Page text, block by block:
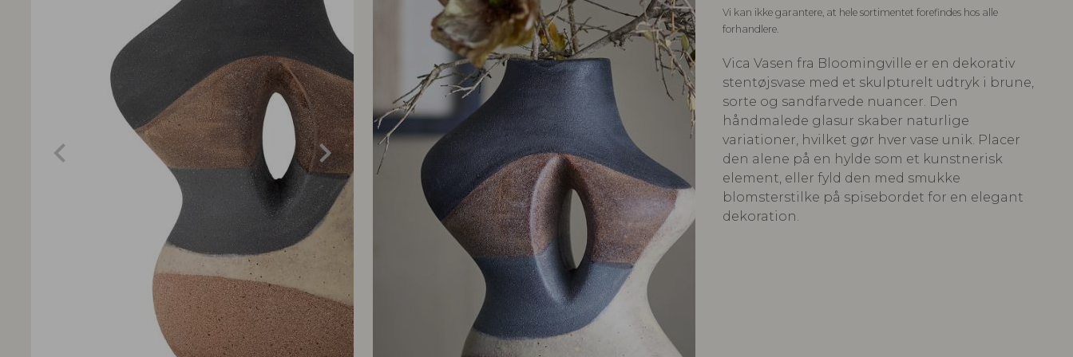
Vi kan ikke garantere, at hele sortimentet forefindes hos alle
forhandlere.
Vica Vasen fra Bloomingville er en dekorativ
stentøjsvase med et skulpturelt udtryk i brune,
sorte og sandfarvede nuancer. Den
håndmalede glasur skaber naturlige
variationer, hvilket gør hver vase unik. Placer
den alene på en hylde som et kunstnerisk
element, eller fyld den med smukke
blomsterstilke på spisebordet for en elegant
dekoration.